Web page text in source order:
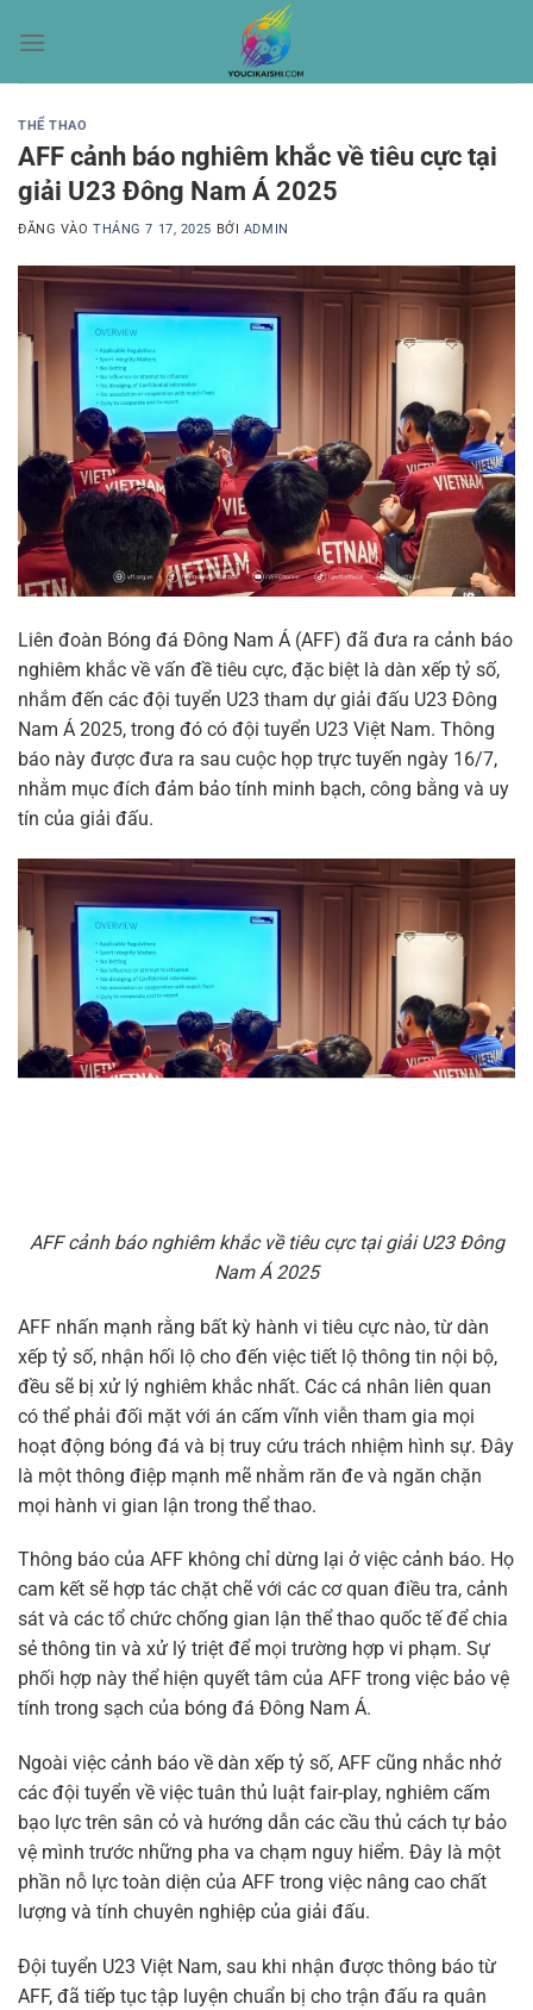
qua
THỂ THAO
AFF cảnh báo nghiêm khắc về tiêu cực tại
giải U23 Đông Nam Á 2025
ĐĂNG VÀOTHÁNG 7 17, 2025 BỞI ADMIN
Liên đoàn Bóng đá Đông Nam Á (AFF) đã đưa ra cảnh báo
nghiêm khắc về vấn đề tiêu cực, đặc biệt là dàn xếp tỷ số,
nhắm đến các đội tuyển U23 tham dự giải đấu U23 Đông
Nam Á 2025, trong đó có đội tuyển U23 Việt Nam. Thông
báo này được đưa ra sau cuộc họp trực tuyến ngày 16/7,
nhằm mục đích đảm bảo tính minh bạch, công bằng và uy
tín của giải đấu.
AFF cảnh báo nghiêm khắc về tiêu cực tại giải U23 Đông
Nam Á 2025
AFF nhấn mạnh rằng bất kỳ hành vi tiêu cực nào, từ dàn
xếp tỷ số, nhận hối lộ cho đến việc tiết lộ thông tin nội bộ,
đều sẽ bị xử lý nghiêm khắc nhất. Các cá nhân liên quan
có thể phải đối mặt với án cấm vĩnh viễn tham gia mọi
hoạt động bóng đá và bị truy cứu trách nhiệm hình sự. Đây
là một thông điệp mạnh mẽ nhằm răn đe và ngăn chặn
mọi hành vi gian lận trong thể thao.
Thông báo của AFF không chỉ dừng lại ở việc cảnh báo. Họ
cam kết sẽ hợp tác chặt chẽ với các cơ quan điều tra, cảnh
sát và các tổ chức chống gian lận thể thao quốc tế để chia
sẻ thông tin và xử lý triệt để mọi trường hợp vi phạm. Sự
phối hợp này thể hiện quyết tâm của AFF trong việc bảo vệ
tính trong sạch của bóng đá Đông Nam Á.
Ngoài việc cảnh báo về dàn xếp tỷ số, AFF cũng nhắc nhở
các đội tuyển về việc tuân thủ luật fair-play, nghiêm cấm
bạo lực trên sân cỏ và hướng dẫn các cầu thủ cách tự bảo
vệ mình trước những pha va chạm nguy hiểm. Đây là một
phần nỗ lực toàn diện của AFF trong việc nâng cao chất
lượng và tính chuyên nghiệp của giải đấu.
Đội tuyển U23 Việt Nam, sau khi nhận được thông báo từ
AFF, đã tiếp tục tập luyện chuẩn bị cho trận đấu ra quân